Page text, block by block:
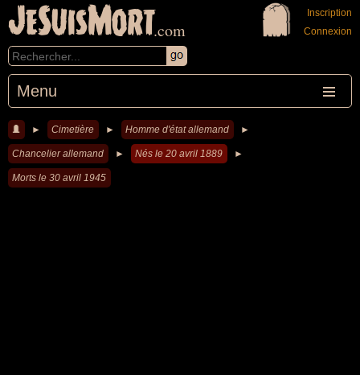
JeSuisMort.com
Menu
Inscription
Connexion
► Cimetière ► Homme d'état allemand ►
Chancelier allemand ► Nés le 20 avril 1889 ►
Morts le 30 avril 1945